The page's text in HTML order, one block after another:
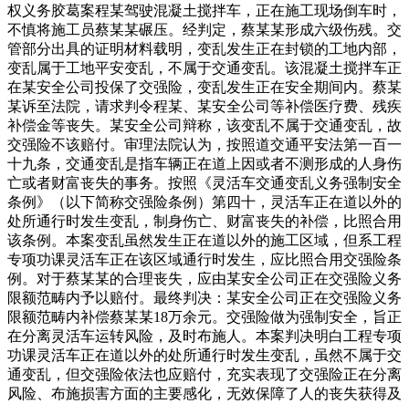
权义务胶葛案程某驾驶混凝土搅拌车，正在施工现场倒车时，
不慎将施工员蔡某某碾压。经判定，蔡某某形成六级伤残。交
管部分出具的证明材料载明，变乱发生正在封锁的工地内部，
变乱属于工地平安变乱，不属于交通变乱。该混凝土搅拌车正
在某安全公司投保了交强险，变乱发生正在安全期间内。蔡某
某诉至法院，请求判令程某、某安全公司等补偿医疗费、残疾
补偿金等丧失。某安全公司辩称，该变乱不属于交通变乱，故
交强险不该赔付。审理法院认为，按照道交通平安法第一百一
十九条，交通变乱是指车辆正在道上因或者不测形成的人身伤
亡或者财富丧失的事务。按照《灵活车交通变乱义务强制安全
条例》（以下简称交强险条例）第四十，灵活车正在道以外的
处所通行时发生变乱，制身伤亡、财富丧失的补偿，比照合用
该条例。本案变乱虽然发生正在道以外的施工区域，但系工程
专项功课灵活车正在该区域通行时发生，应比照合用交强险条
例。对于蔡某某的合理丧失，应由某安全公司正在交强险义务
限额范畴内予以赔付。最终判决：某安全公司正在交强险义务
限额范畴内补偿蔡某某18万余元。交强险做为强制安全，旨正
在分离灵活车运转风险，及时布施人。本案判决明白工程专项
功课灵活车正在道以外的处所通行时发生变乱，虽然不属于交
通变乱，但交强险依法也应赔付，充实表现了交强险正在分离
风险、布施损害方面的主要感化，无效保障了人的丧失获得及